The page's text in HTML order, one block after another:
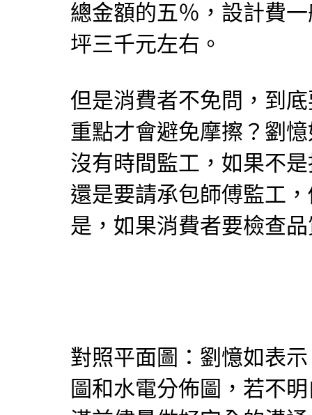
總金額的五％，設計費
坪三千元左右。
但是消費者不免問，到
重點才會避免摩擦？劉
沒有時間監工，如果不
還是要請承包師傅監工
是，如果消費者要檢查
對照平面圖：劉憶如表
圖和水電分佈圖，若不